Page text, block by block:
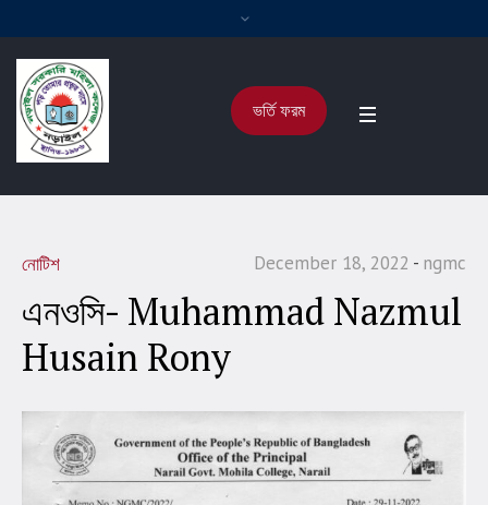
ভর্তি ফরম
December 18, 2022 ngmc
নোটিশ
এনওসি- Muhammad Nazmul
Husain Rony